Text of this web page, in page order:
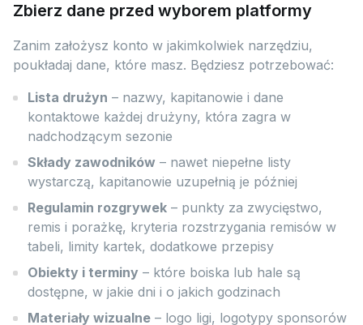
Zbierz dane przed wyborem platformy
Zanim założysz konto w jakimkolwiek narzędziu,
poukładaj dane, które masz. Będziesz potrzebować:
Lista drużyn – nazwy, kapitanowie i dane
kontaktowe każdej drużyny, która zagra w
nadchodzącym sezonie
Składy zawodników – nawet niepełne listy
wystarczą, kapitanowie uzupełnią je później
Regulamin rozgrywek – punkty za zwycięstwo,
remis i porażkę, kryteria rozstrzygania remisów w
tabeli, limity kartek, dodatkowe przepisy
Obiekty i terminy – które boiska lub hale są
dostępne, w jakie dni i o jakich godzinach
Materiały wizualne – logo ligi, logotypy sponsorów